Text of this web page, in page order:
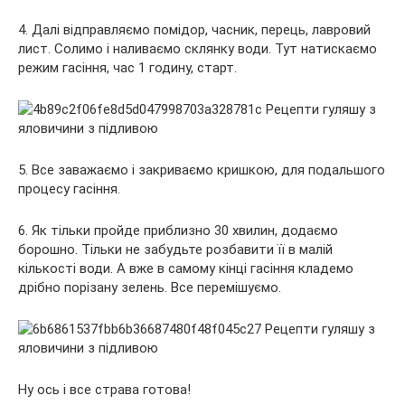
4. Далі відправляємо помідор, часник, перець, лавровий
лист. Солимо і наливаємо склянку води. Тут натискаємо
режим гасіння, час 1 годину, старт.
5. Все заважаємо і закриваємо кришкою, для подальшого
процесу гасіння.
6. Як тільки пройде приблизно 30 хвилин, додаємо
борошно. Тільки не забудьте розбавити її в малій
кількості води. А вже в самому кінці гасіння кладемо
дрібно порізану зелень. Все перемішуємо.
Ну ось і все страва готова!